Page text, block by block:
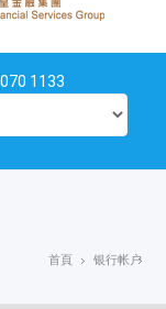
1133
首頁 银行帐户